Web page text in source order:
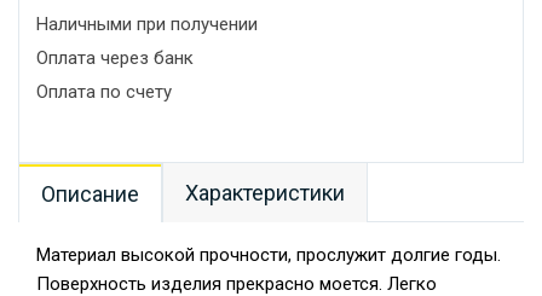
Наличными при получении
Оплата через банк
Оплата по счету
Описание Характеристики
Материал высокой прочности, прослужит долгие годы.
Поверхность изделия прекрасно моется. Легко